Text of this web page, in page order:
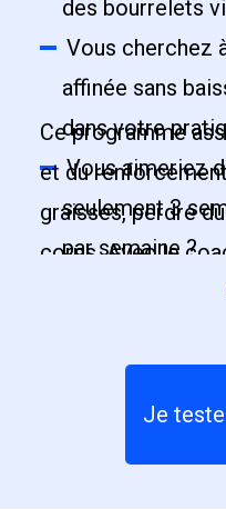
des bourrelets
Vous cherchez
affinée sans
dans votre
Vous aimeriez
seulement 3
par semaine ?
Vous avez
Ce programme
et du
graisses, perdre
corps. Avec le
seront raffermis,
Je